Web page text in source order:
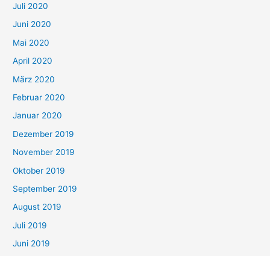
Juli 2020
Juni 2020
Mai 2020
April 2020
März 2020
Februar 2020
Januar 2020
Dezember 2019
November 2019
Oktober 2019
September 2019
August 2019
Juli 2019
Juni 2019